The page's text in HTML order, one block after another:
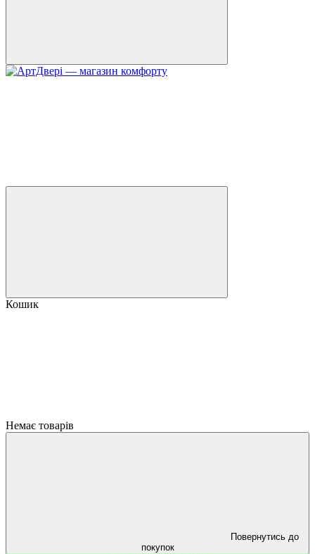
Кошик
Немає товарів
Повернутись до
покупок